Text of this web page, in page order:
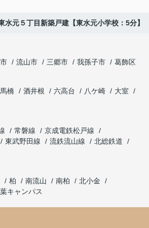
水元５丁目新築戸建【東水元小学校：5分】
流山市 三郷市 我孫子市
葛飾区
橋 酒井根 六高台 八ケ崎
大室
常磐線
京成電鉄松戸線
東武野田線 流鉄流山線
北総鉄道
柏 南流山 南柏
北小金
キャンパス